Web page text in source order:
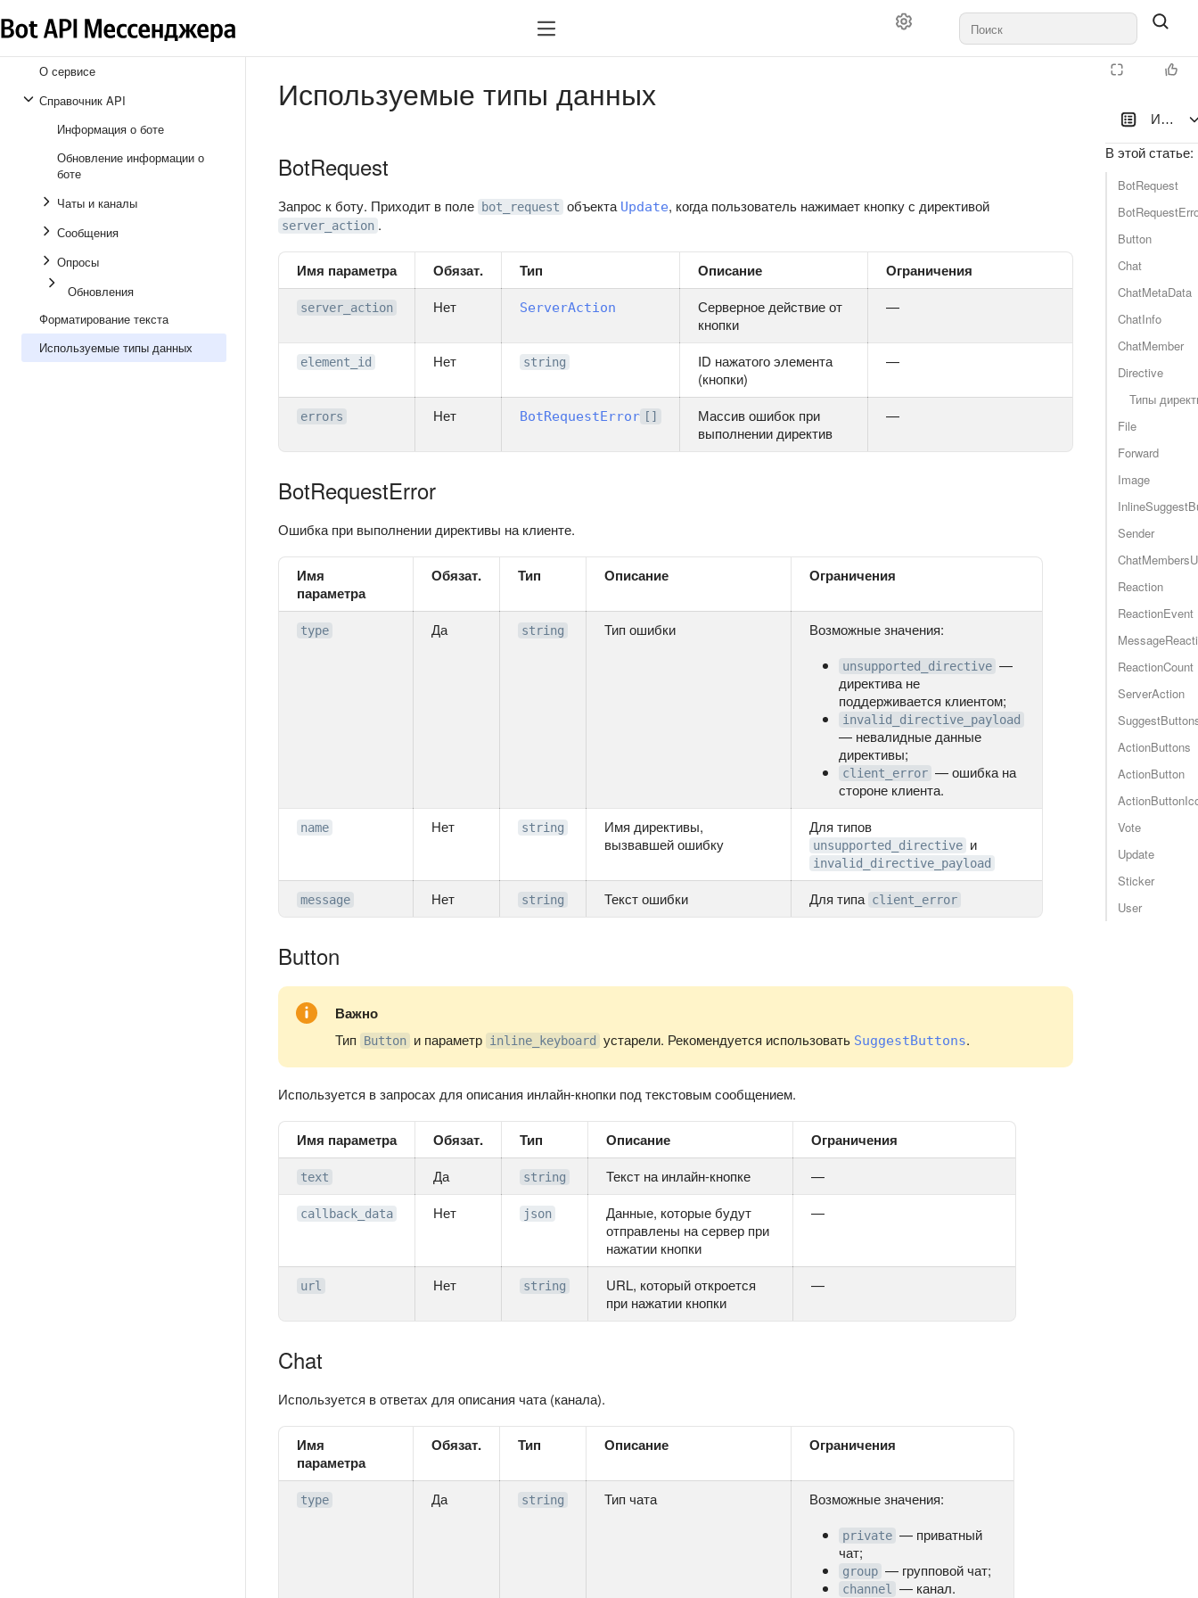
О сервисе
Справочник API
Информация о боте
Обновление информации о
боте
Чаты и каналы
Сообщения
Опросы
Обновления
Форматирование текста
Используемые типы данных
В этой статье:
BotRequest
Button
Chat
ChatMetaData
ChatInfo
ChatMember
Directive
Типы
File
Forward
Image
Sender
Reaction
ReactionEvent
ReactionCount
ServerAction
ActionButtons
ActionButton
Vote
Update
Sticker
User
Используемые типы данных
BotRequest
Запрос к боту. Приходит в поле bot_request объекта Update, когда пользователь нажимает кнопку с директивой
server_action .
Имя параметра Обязат. Тип Описание Ограничения
server_action Нет ServerAction
Серверное действие от
кнопки
—
element_id Нет string
ID нажатого элемента
(кнопки)
—
errors Нет BotRequestError []
Массив ошибок при
выполнении директив
—
BotRequestError
Ошибка при выполнении директивы на клиенте.
Имя
параметра
Обязат. Тип Описание Ограничения
type Да string Тип ошибки Возможные значения:
unsupported_directive —
директива не
поддерживается клиентом;
invalid_directive_payload
— невалидные данные
директивы;
client_error — ошибка на
стороне клиента.
name Нет string
Имя директивы,
вызвавшей ошибку
Для типов
unsupported_directive и
invalid_directive_payload
message Нет string Текст ошибки Для типа client_error
Button
Важно
Тип Button и параметр inline_keyboard устарели. Рекомендуется использовать SuggestButtons.
Используется в запросах для описания инлайн-кнопки под текстовым сообщением.
Имя параметра Обязат. Тип Описание Ограничения
text Да string Текст на инлайн-кнопке —
callback_data Нет json
Данные, которые будут
отправлены на сервер при
нажатии кнопки
—
url Нет string
URL, который откроется
при нажатии кнопки
—
Chat
Используется в ответах для описания чата (канала).
Имя
параметра
Обязат. Тип Описание Ограничения
type Да string Тип чата Возможные значения:
private — приватный
чат;
group — групповой чат;
channel — канал.